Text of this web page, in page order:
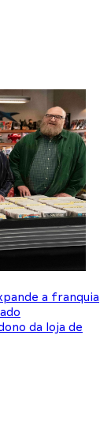
a franquia
da loja de